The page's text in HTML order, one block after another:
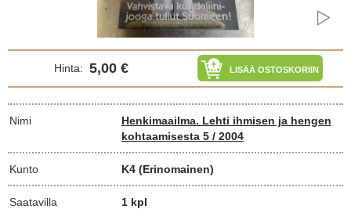
Hinta: 5,00 € LISÄÄ OSTOSKORIIN
Nimi
Henkimaailma. Lehti ihmisen ja hengen
kohtaamisesta 5 / 2004
Kunto K4 (Erinomainen)
Saatavilla 1 kpl